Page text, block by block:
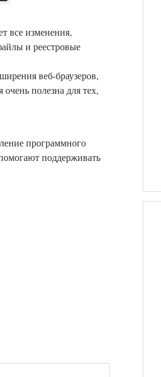
все изменения,
и реестровые
веб-браузеров,
полезна для тех,
программного
поддерживать